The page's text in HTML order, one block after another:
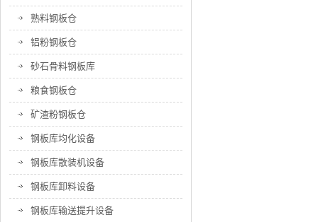
熟料钢板仓
铝粉钢板仓
砂石骨料钢板库
粮食钢板仓
矿渣粉钢板仓
钢板库均化设备
钢板库散装机设备
钢板库卸料设备
钢板库输送提升设备